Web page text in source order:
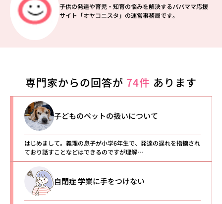
子供の発達や育児・知育の悩みを解決するパパママ応援
サイト「オヤコニスタ」の運営事務局です。
専門家からの回答が 74件 あります
子どものペットの扱いについて
はじめまして。義理の息子が小学6年生で、発達の遅れを指摘され
ており話すことなどはできるのですが理解…
自閉症 学業に手をつけない